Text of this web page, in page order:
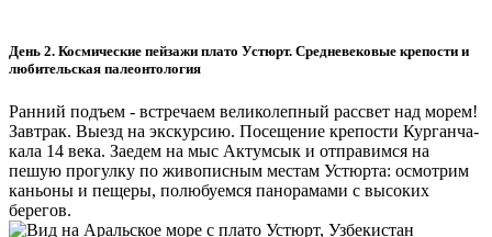
День 2. Космические пейзажи плато Устюрт. Средневековые крепости и
любительская палеонтология
Ранний подъем - встречаем великолепный рассвет над морем!
Завтрак. Выезд на экскурсию. Посещение крепости Курганча-
кала 14 века. Заедем на мыс Актумсык и отправимся на
пешую прогулку по живописным местам Устюрта: осмотрим
каньоны и пещеры, полюбуемся панорамами с высоких
берегов.